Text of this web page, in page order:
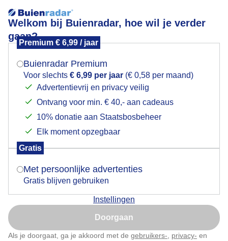
Welkom bij Buienradar, hoe wil je verder
gaan?
Premium € 6,99 / jaar
Buienradar Premium
Voor slechts € 6,99 per jaar (€ 0,58 per maand)
Advertentievrij en privacy veilig
Ontvang voor min. € 40,- aan cadeaus
10% donatie aan Staatsbosbeheer
Elk moment opzegbaar
Gratis
Met persoonlijke advertenties
Gratis blijven gebruiken
Instellingen
Doorgaan
Als je doorgaat, ga je akkoord met de gebruikers- privacy- en
Beetje kleur bij grijs bewolktelucht!
Door: Nely V Frankenhuijzen Gemaakt: 18-05-2026, 101x bekeken
Mogen we je locatie gebruiken voor het
Indien je hier nog geen akkoord op hebt gegeven,
verschijnt er zo een pop-up uit je browser waarin
Is goed, toon de popup
Nu niet, misschien later
Klik hierom dit aan te passen